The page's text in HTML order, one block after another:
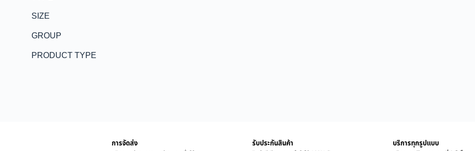
SIZE
GROUP
PRODUCT TYPE
การจัดส่ง รับประกันสินค้า บริการทุกรูปแบบ